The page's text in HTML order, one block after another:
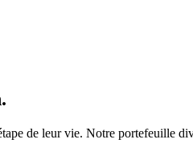
de leur vie. Notre portefeuille